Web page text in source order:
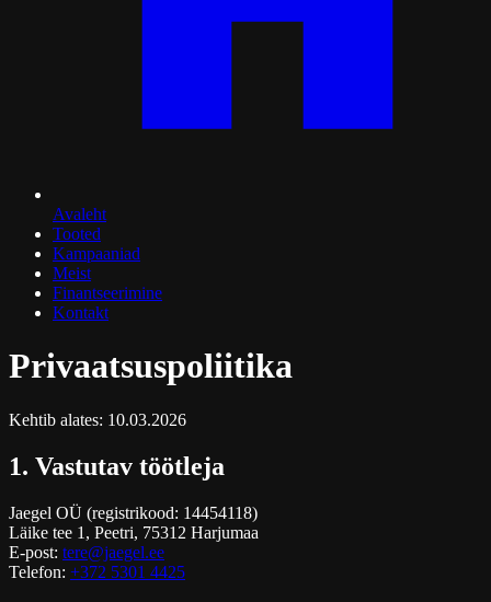
Avaleht
Tooted
Kampaaniad
Meist
Finantseerimine
Kontakt
Privaatsuspoliitika
Kehtib alates: 10.03.2026
1. Vastutav töötleja
Jaegel OÜ (registrikood: 14454118)
Läike tee 1, Peetri, 75312 Harjumaa
E-post: tere@jaegel.ee
Telefon: +372 5301 4425